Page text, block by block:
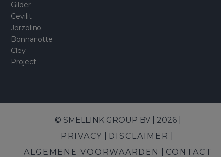
Gilder
Cevilit
Jorzolino
Bonnanotte
Cley
Project
© SMELLINK GROUP BV | 2026 |
PRIVACY
DISCLAIMER
ALGEMENE VOORWAARDEN
CONTACT